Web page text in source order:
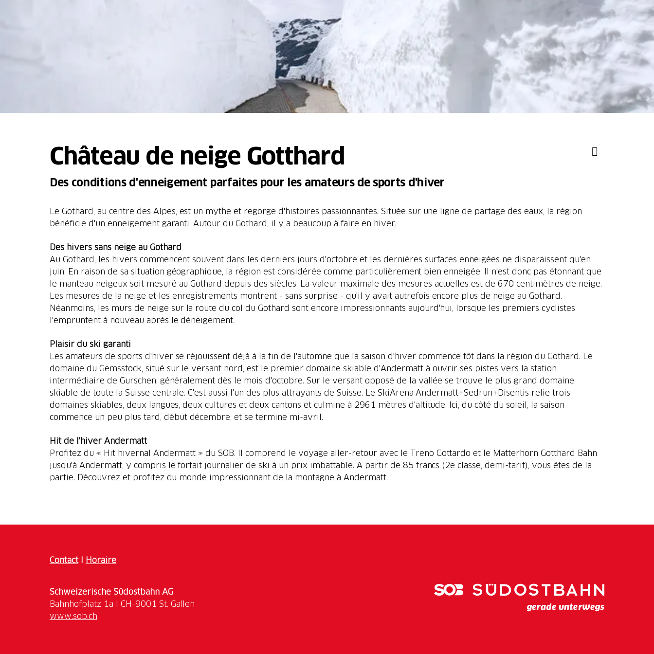
Château de neige Gotthard
Des conditions d'enneigement parfaites pour les amateurs de sports d'hiver
Le Gothard, au centre des Alpes, est un mythe et regorge d'histoires passionnantes. Située sur une ligne de partage des eaux, la région
bénéficie d'un enneigement garanti. Autour du Gothard, il y a beaucoup à faire en hiver.
Des hivers sans neige au Gothard
Au Gothard, les hivers commencent souvent dans les derniers jours d'octobre et les dernières surfaces enneigées ne disparaissent qu'en
juin. En raison de sa situation géographique, la région est considérée comme particulièrement bien enneigée. Il n'est donc pas étonnant que
le manteau neigeux soit mesuré au Gothard depuis des siècles. La valeur maximale des mesures actuelles est de 670 centimètres de neige.
Les mesures de la neige et les enregistrements montrent - sans surprise - qu'il y avait autrefois encore plus de neige au Gothard.
Néanmoins, les murs de neige sur la route du col du Gothard sont encore impressionnants aujourd'hui, lorsque les premiers cyclistes
l'empruntent à nouveau après le déneigement.
Plaisir du ski garanti
Les amateurs de sports d'hiver se réjouissent déjà à la fin de l'automne que la saison d'hiver commence tôt dans la région du Gothard. Le
domaine du Gemsstock, situé sur le versant nord, est le premier domaine skiable d'Andermatt à ouvrir ses pistes vers la station
intermédiaire de Gurschen, généralement dès le mois d'octobre. Sur le versant opposé de la vallée se trouve le plus grand domaine
skiable de toute la Suisse centrale. C'est aussi l'un des plus attrayants de Suisse. Le SkiArena Andermatt+Sedrun+Disentis relie trois
domaines skiables, deux langues, deux cultures et deux cantons et culmine à 2961 mètres d'altitude. Ici, du côté du soleil, la saison
commence un peu plus tard, début décembre, et se termine mi-avril.
Hit de l'hiver Andermatt
Profitez du « Hit hivernal Andermatt » du SOB. Il comprend le voyage aller-retour avec le Treno Gottardo et le Matterhorn Gotthard Bahn
jusqu'à Andermatt, y compris le forfait journalier de ski à un prix imbattable. A partir de 85 francs (2e classe, demi-tarif), vous êtes de la
partie. Découvrez et profitez du monde impressionnant de la montagne à Andermatt.
ContactI Horaire
Schweizerische Südostbahn AG
www.sob.ch